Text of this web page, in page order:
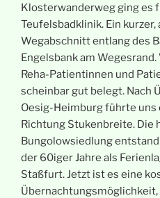
Klosterwanderweg ging es
Teufelsbadklinik. Ein
Wegabschnitt entlang des
Engelsbank am
Reha-Patientinnen und
scheinbar gut belegt. Nach
Oesig-Heimburg führte uns
Richtung Stukenbreite. Die
Bungolowsiedlung
der 60iger Jahre als
Staßfurt. Jetzt ist es eine